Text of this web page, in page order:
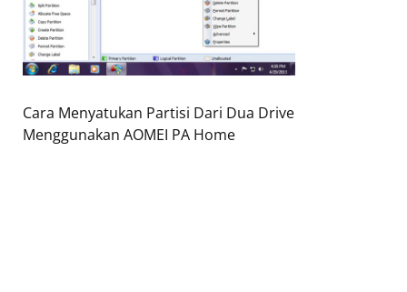
Cara Menyatukan Partisi Dari Dua Drive
Menggunakan AOMEI PA Home